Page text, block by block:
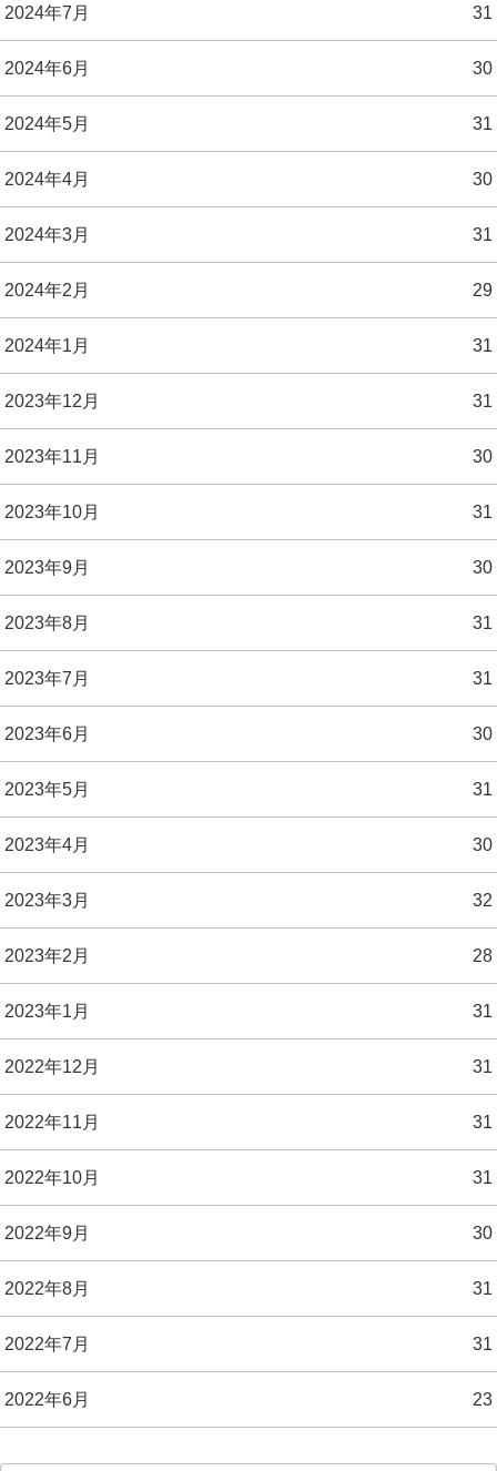
2024年7月 31
2024年6月 30
2024年5月 31
2024年4月 30
2024年3月 31
2024年2月 29
2024年1月 31
2023年12月 31
2023年11月 30
2023年10月 31
2023年9月 30
2023年8月 31
2023年7月 31
2023年6月 30
2023年5月 31
2023年4月 30
2023年3月 32
2023年2月 28
2023年1月 31
2022年12月 31
2022年11月 31
2022年10月 31
2022年9月 30
2022年8月 31
2022年7月 31
2022年6月 23